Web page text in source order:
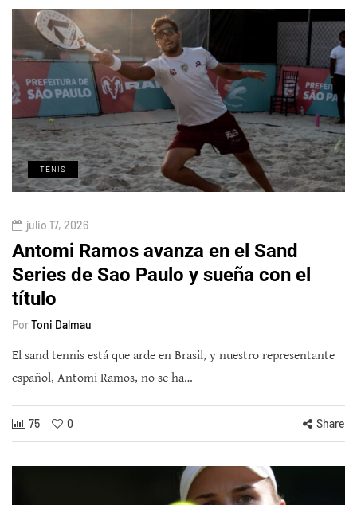
TENIS
julio 17, 2026
Antomi Ramos avanza en el Sand
Series de Sao Paulo y sueña con el
título
PorToni Dalmau
El sand tennis está que arde en Brasil, y nuestro representante
español, Antomi Ramos, no se ha…
75 0 Share